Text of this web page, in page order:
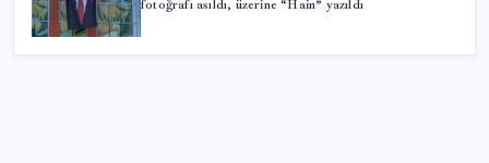
fotoğrafı asıldı, üzerine “Hain” yazıldı